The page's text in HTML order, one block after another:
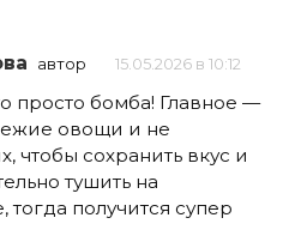
автор 15.05.2026 в 10:12
просто бомба! Главное —
овощи и не
чтобы сохранить вкус и
тушить на
получится супер